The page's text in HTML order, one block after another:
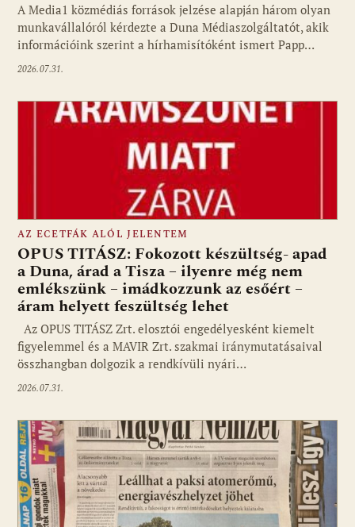
A Media1 közmédiás források jelzése alapján három olyan
munkavállalóról kérdezte a Duna Médiaszolgáltatót, akik
információink szerint a hírhamisítóként ismert Papp…
2026.07.31.
AZ ECETFÁK ALÓL JELENTEM
OPUS TITÁSZ: Fokozott készültség- apad
a Duna, árad a Tisza – ilyenre még nem
emlékszünk – imádkozzunk az esőért –
áram helyett feszültség lehet
Az OPUS TITÁSZ Zrt. elosztói engedélyesként kiemelt
figyelemmel és a MAVIR Zrt. szakmai iránymutatásaival
összhangban dolgozik a rendkívüli nyári…
2026.07.31.